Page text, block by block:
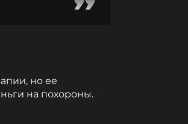
но ее
на похороны.